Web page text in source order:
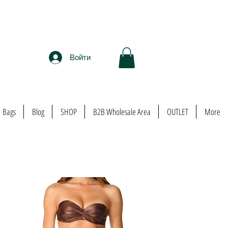
Войти
Bags Blog SHOP B2B Wholesale Area OUTLET More